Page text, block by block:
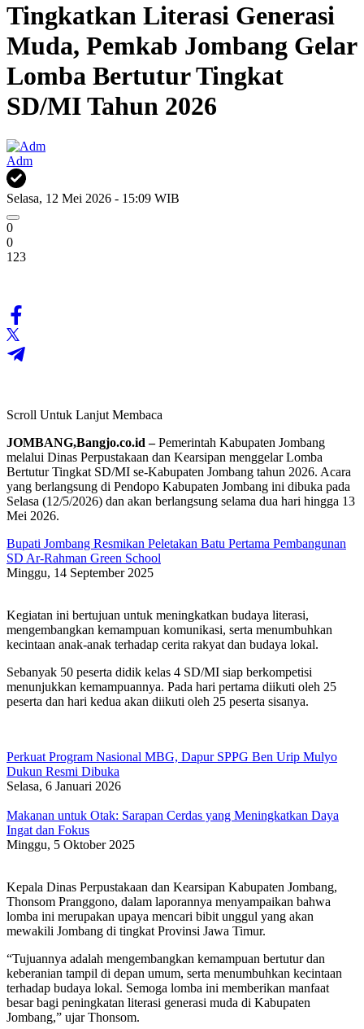
Tingkatkan Literasi Generasi
Muda, Pemkab Jombang Gelar
Lomba Bertutur Tingkat
SD/MI Tahun 2026
Adm
Selasa, 12 Mei 2026 - 15:09 WIB
0
0
123
Scroll Untuk Lanjut Membaca
JOMBANG,Bangjo.co.id –Pemerintah Kabupaten Jombang
melalui Dinas Perpustakaan dan Kearsipan menggelar Lomba
Bertutur Tingkat SD/MI se-Kabupaten Jombang tahun 2026. Acara
yang berlangsung di Pendopo Kabupaten Jombang ini dibuka pada
Selasa (12/5/2026) dan akan berlangsung selama dua hari hingga 13
Mei 2026.
Bupati Jombang Resmikan Peletakan Batu Pertama Pembangunan
SD Ar-Rahman Green School
Minggu, 14 September 2025
Kegiatan ini bertujuan untuk meningkatkan budaya literasi,
mengembangkan kemampuan komunikasi, serta menumbuhkan
kecintaan anak-anak terhadap cerita rakyat dan budaya lokal.
Sebanyak 50 peserta didik kelas 4 SD/MI siap berkompetisi
menunjukkan kemampuannya. Pada hari pertama diikuti oleh 25
peserta dan hari kedua akan diikuti oleh 25 peserta sisanya.
Perkuat Program Nasional MBG, Dapur SPPG Ben Urip Mulyo
Dukun Resmi Dibuka
Selasa, 6 Januari 2026
Makanan untuk Otak: Sarapan Cerdas yang Meningkatkan Daya
Ingat dan Fokus
Minggu, 5 Oktober 2025
Kepala Dinas Perpustakaan dan Kearsipan Kabupaten Jombang,
Thonsom Pranggono, dalam laporannya menyampaikan bahwa
lomba ini merupakan upaya mencari bibit unggul yang akan
mewakili Jombang di tingkat Provinsi Jawa Timur.
“Tujuannya adalah mengembangkan kemampuan bertutur dan
keberanian tampil di depan umum, serta menumbuhkan kecintaan
terhadap budaya lokal. Semoga lomba ini memberikan manfaat
besar bagi peningkatan literasi generasi muda di Kabupaten
Jombang,” ujar Thonsom.